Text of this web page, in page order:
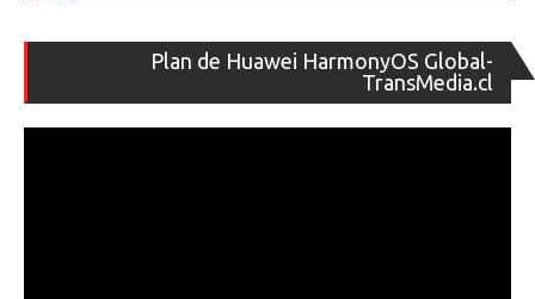
Plan de Huawei HarmonyOS Global-
TransMedia.cl
de